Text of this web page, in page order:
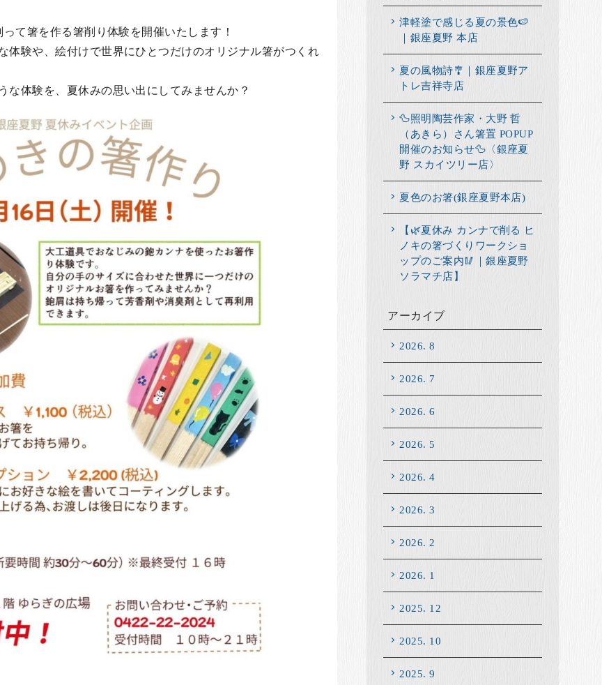
て箸を作る箸削り体験を開催いたします！
体験や、絵付けで世界にひとつだけのオリジナル箸がつくれ
な体験を、夏休みの思い出にしてみませんか？
津軽塗で感じる夏の景色🍉
｜銀座夏野 本店
夏の風物詩🎐｜銀座夏野ア
トレ吉祥寺店
🦆照明陶芸作家・大野 哲
（あきら）さん箸置 POPUP
開催のお知らせ🦆〈銀座夏
野 スカイツリー店〉
夏色のお箸(銀座夏野本店)
【🌿夏休み カンナで削る ヒ
ノキの箸づくりワークショ
ップのご案内🥢｜銀座夏野
ソラマチ店】
アーカイブ
2026. 8
2026. 7
2026. 6
2026. 5
2026. 4
2026. 3
2026. 2
2026. 1
2025. 12
2025. 10
2025. 9